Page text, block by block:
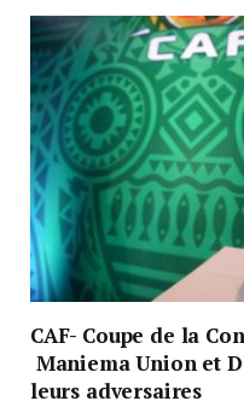
CAF- Coupe de la
Maniema Union et
leurs adversaires